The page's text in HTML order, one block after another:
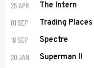
25 APR The Intern
01 SEP Trading Places
18 SEP Spectre
20 JAN Superman II